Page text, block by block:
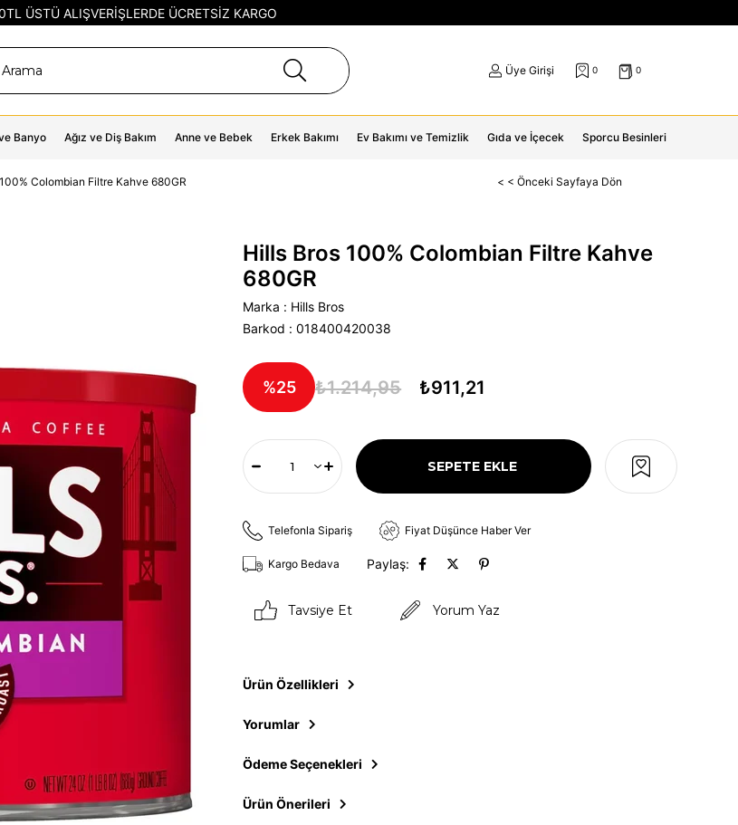
ÜSTÜ ALIŞVERİŞLERDE ÜCRETSİZ KARGO
Üye Girişi 0 0
Banyo Ağız ve Diş Bakım Anne ve Bebek Erkek Bakımı Ev Bakımı ve Temizlik Gıda ve İçecek Sporcu Besinleri
Colombian Filtre Kahve 680GR < < Önceki Sayfaya Dön
Hills Bros 100% Colombian Filtre Kahve
680GR
Marka : Hills Bros
Barkod : 018400420038
25 ₺1.214,95 ₺911,21
Telefonla Sipariş Fiyat Düşünce Haber Ver
Kargo Bedava Paylaş:
Tavsiye Et Yorum Yaz
Ürün Özellikleri
Yorumlar
Ödeme Seçenekleri
Ürün Önerileri